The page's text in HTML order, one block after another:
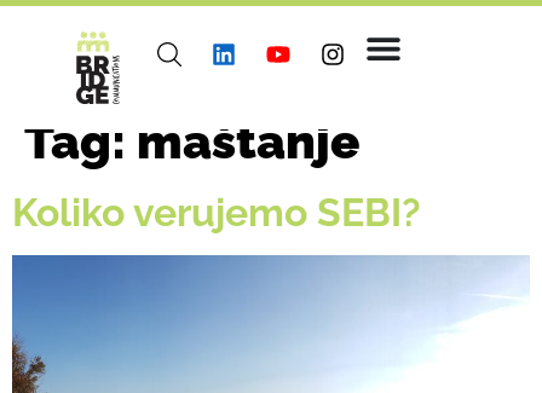
Tag: maštanje
Koliko verujemo SEBI?